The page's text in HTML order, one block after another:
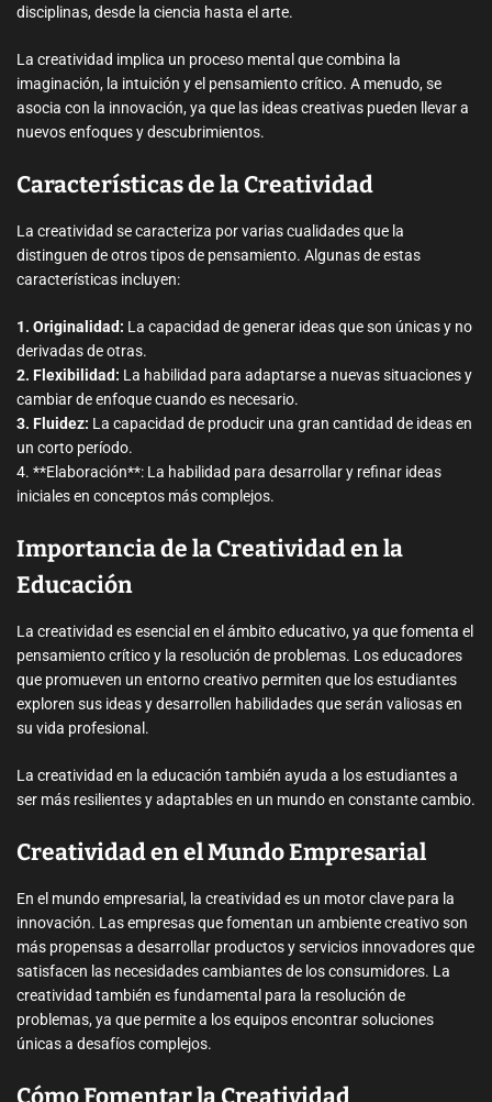
disciplinas, desde la ciencia hasta el arte.
La creatividad implica un proceso mental que combina la
imaginación, la intuición y el pensamiento crítico. A menudo, se
asocia con la innovación, ya que las ideas creativas pueden llevar a
nuevos enfoques y descubrimientos.
Características de la Creatividad
La creatividad se caracteriza por varias cualidades que la
distinguen de otros tipos de pensamiento. Algunas de estas
características incluyen:
1. Originalidad: La capacidad de generar ideas que son únicas y no
derivadas de otras.
2. Flexibilidad: La habilidad para adaptarse a nuevas situaciones y
cambiar de enfoque cuando es necesario.
3. Fluidez: La capacidad de producir una gran cantidad de ideas en
un corto período.
4. **Elaboración**: La habilidad para desarrollar y refinar ideas
iniciales en conceptos más complejos.
Importancia de la Creatividad en la
Educación
La creatividad es esencial en el ámbito educativo, ya que fomenta el
pensamiento crítico y la resolución de problemas. Los educadores
que promueven un entorno creativo permiten que los estudiantes
exploren sus ideas y desarrollen habilidades que serán valiosas en
su vida profesional.
La creatividad en la educación también ayuda a los estudiantes a
ser más resilientes y adaptables en un mundo en constante cambio.
Creatividad en el Mundo Empresarial
En el mundo empresarial, la creatividad es un motor clave para la
innovación. Las empresas que fomentan un ambiente creativo son
más propensas a desarrollar productos y servicios innovadores que
satisfacen las necesidades cambiantes de los consumidores. La
creatividad también es fundamental para la resolución de
problemas, ya que permite a los equipos encontrar soluciones
únicas a desafíos complejos.